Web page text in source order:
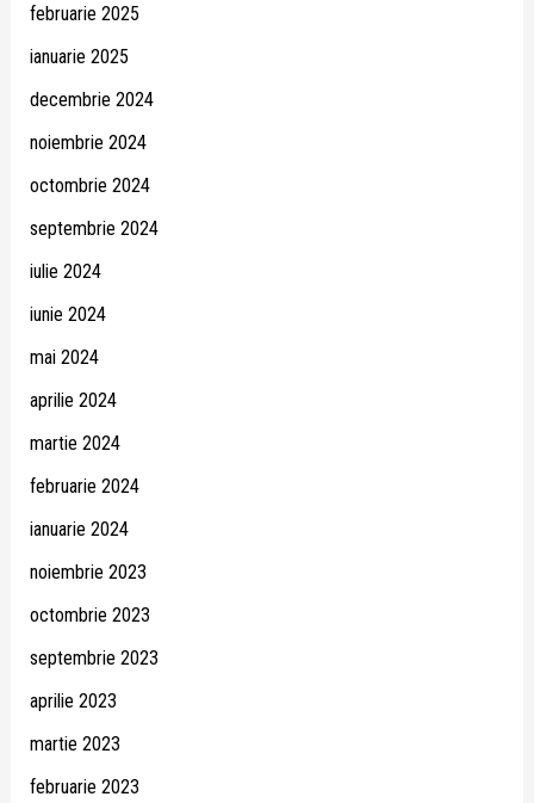
februarie 2025
ianuarie 2025
decembrie 2024
noiembrie 2024
octombrie 2024
septembrie 2024
iulie 2024
iunie 2024
mai 2024
aprilie 2024
martie 2024
februarie 2024
ianuarie 2024
noiembrie 2023
octombrie 2023
septembrie 2023
aprilie 2023
martie 2023
februarie 2023